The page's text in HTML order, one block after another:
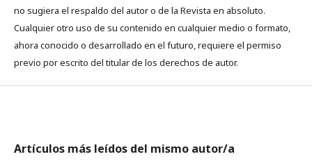
no sugiera el respaldo del autor o de la Revista en absoluto.
Cualquier otro uso de su contenido en cualquier medio o formato,
ahora conocido o desarrollado en el futuro, requiere el permiso
previo por escrito del titular de los derechos de autor.
Artículos más leídos del mismo autor/a